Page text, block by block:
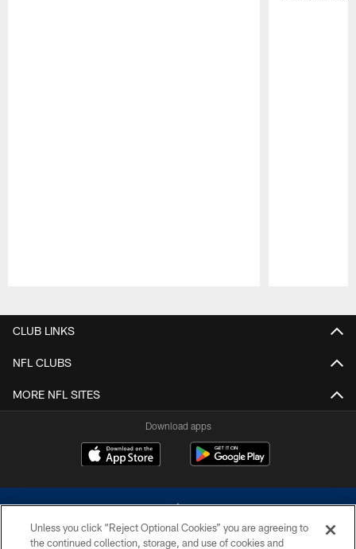
CLUB LINKS
NFL CLUBS
MORE NFL SITES
Download apps
Unless you click “Reject Optional Cookies” you are agreeing to
the continued collection, storage, and use of cookies and